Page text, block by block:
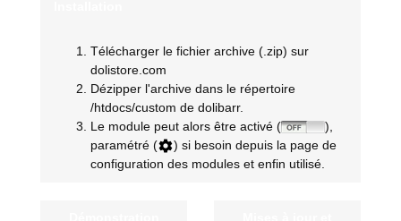
Télécharger le fichier archive (.zip) sur
dolistore.com
Dézipper l'archive dans le répertoire
/htdocs/custom de dolibarr.
Le module peut alors être activé (
),
paramétré (
) si besoin depuis la page de
configuration des modules et enfin utilisé.